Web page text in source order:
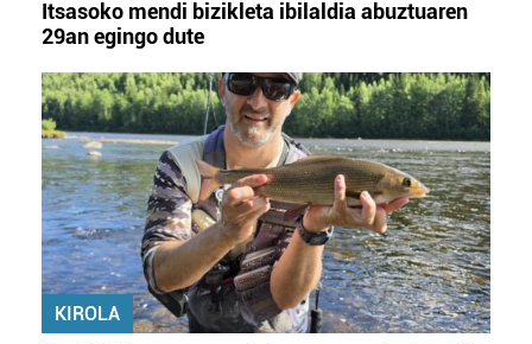
Itsasoko mendi bizikleta ibilaldia abuztuaren
29an egingo dute
KIROLA